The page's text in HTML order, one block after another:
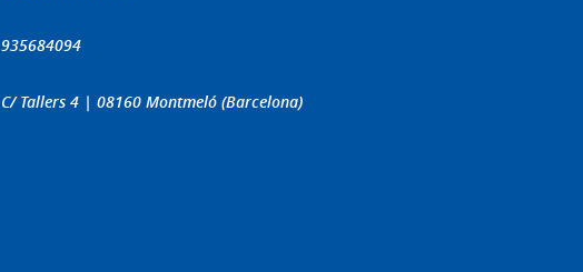
935684094
C/ Tallers 4 | 08160 Montmeló (Barcelona)